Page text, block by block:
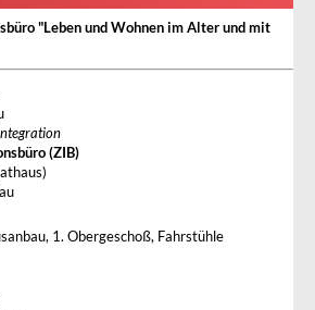
"Leben und Wohnen im Alter und mit
(ZIB)
1. Obergeschoß, Fahrstühle